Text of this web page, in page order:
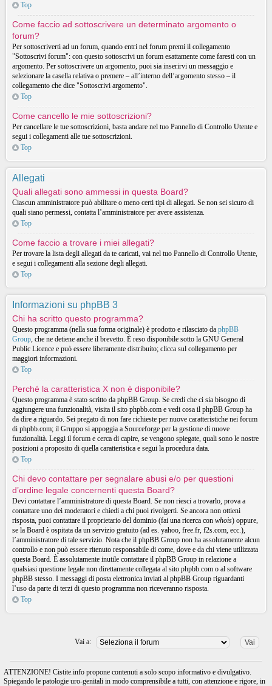
Top
Come faccio ad sottoscrivere un determinato argomento o
forum?
Per sottoscriverti ad un forum, quando entri nel forum premi il collegamento
"Sottoscrivi forum": con questo sottoscrivi un forum esattamente come faresti con un
argomento. Per sottoscrivere un argomento, puoi sia inserirvi un messaggio e
selezionare la casella relativa o premere – all’interno dell’argomento stesso – il
collegamento che dice "Sottoscrivi argomento".
Top
Come cancello le mie sottoscrizioni?
Per cancellare le tue sottoscrizioni, basta andare nel tuo Pannello di Controllo Utente e
segui i collegamenti alle tue sottoscrizioni.
Top
Allegati
Quali allegati sono ammessi in questa Board?
Ciascun amministratore può abilitare o meno certi tipi di allegati. Se non sei sicuro di
quali siano permessi, contatta l’amministratore per avere assistenza.
Top
Come faccio a trovare i miei allegati?
Per trovare la lista degli allegati da te caricati, vai nel tuo Pannello di Controllo Utente,
e segui i collegamenti alla sezione degli allegati.
Top
Informazioni su phpBB 3
Chi ha scritto questo programma?
Questo programma (nella sua forma originale) è prodotto e rilasciato da phpBB
Group, che ne detiene anche il brevetto. È reso disponibile sotto la GNU General
Public Licence e può essere liberamente distribuito; clicca sul collegamento per
maggiori informazioni.
Top
Perché la caratteristica X non è disponibile?
Questo programma è stato scritto da phpBB Group. Se credi che ci sia bisogno di
aggiungere una funzionalità, visita il sito phpbb.com e vedi cosa il phpBB Group ha
da dire a riguardo. Sei pregato di non fare richieste per nuove caratteristiche nei forum
di phpbb.com; il Gruppo si appoggia a Sourceforge per la gestione di nuove
funzionalità. Leggi il forum e cerca di capire, se vengono spiegate, quali sono le nostre
posizioni a proposito di quella caratteristica e segui la procedura data.
Top
Chi devo contattare per segnalare abusi e/o per questioni
d’ordine legale concernenti questa Board?
Devi contattare l’amministratore di questa Board. Se non riesci a trovarlo, prova a
contattare uno dei moderatori e chiedi a chi puoi rivolgerti. Se ancora non ottieni
risposta, puoi contattare il proprietario del dominio (fai una ricerca con whois) oppure,
se la Board è ospitata da un servizio gratuito (ad es. yahoo, free.fr, f2s.com, ecc.),
l’amministratore di tale servizio. Nota che il phpBB Group non ha assolutamente alcun
controllo e non può essere ritenuto responsabile di come, dove e da chi viene utilizzata
questa Board. È assolutamente inutile contattare il phpBB Group in relazione a
qualsiasi questione legale non direttamente collegata al sito phpbb.com o al software
phpBB stesso. I messaggi di posta elettronica inviati al phpBB Group riguardanti
l’uso da parte di terzi di questo programma non riceveranno risposta.
Top
Vai a:
ATTENZIONE! Cistite.info propone contenuti a solo scopo informativo e divulgativo.
Spiegando le patologie uro-genitali in modo comprensibile a tutti, con attenzione e rigore, in